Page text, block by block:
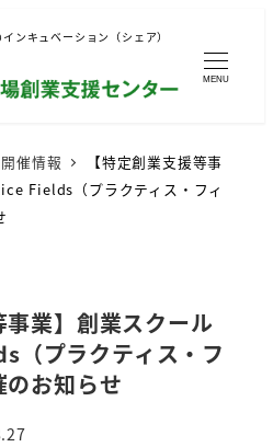
ンキュベーション（シェア）
MENU
催情報
【特定創業支援等事
Fields（プラクティス・フィ
事業】創業スクール
（プラクティス・フ
お知らせ